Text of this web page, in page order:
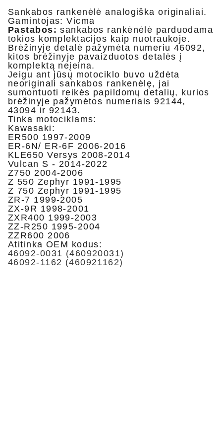
Sankabos rankenėlė analogiška originaliai.
Gamintojas: Vicma
Pastabos: sankabos rankėnėlė parduodama
tokios komplektacijos kaip nuotraukoje.
Brėžinyje detalė pažymėta numeriu 46092,
kitos brėžinyje pavaizduotos detalės į
komplektą neįeina.
Jeigu ant jūsų motociklo buvo uždėta
neoriginali sankabos rankenėlę, jai
sumontuoti reikės papildomų detalių, kurios
brėžinyje pažymėtos numeriais 92144,
43094 ir 92143.
Tinka motociklams:
Kawasaki:
ER500 1997-2009
ER-6N/ ER-6F 2006-2016
KLE650 Versys 2008-2014
Vulcan S - 2014-2022
Z750 2004-2006
Z 550 Zephyr 1991-1995
Z 750 Zephyr 1991-1995
ZR-7 1999-2005
ZX-9R 1998-2001
ZXR400 1999-2003
ZZ-R250 1995-2004
ZZR600 2006
Atitinka OEM kodus:
46092-0031 (460920031)
46092-1162 (460921162)